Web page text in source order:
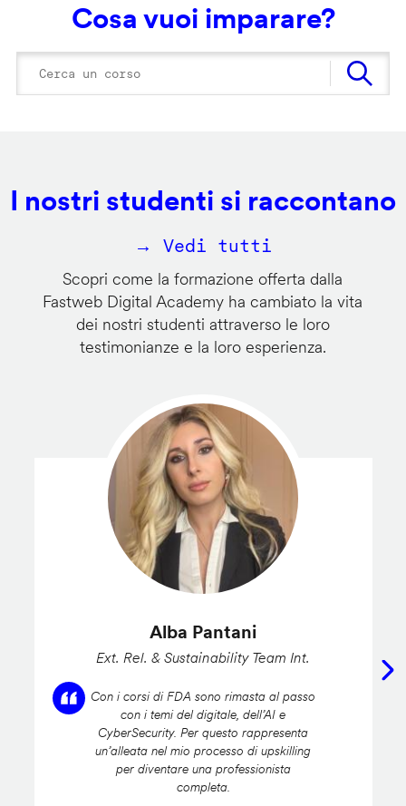
Cosa vuoi imparare?
I nostri studenti si raccontano
→ Vedi tutti
Scopri come la formazione offerta dalla
Fastweb Digital Academy ha cambiato la vita
dei nostri studenti attraverso le loro
testimonianze e la loro esperienza.
Alba Pantani
Ext. Rel. & Sustainability Team Int.
Con i corsi di FDA sono rimasta al passo
con i temi del digitale, dell’AI e
CyberSecurity. Per questo rappresenta
un’alleata nel mio processo di upskilling
per diventare una professionista
completa.